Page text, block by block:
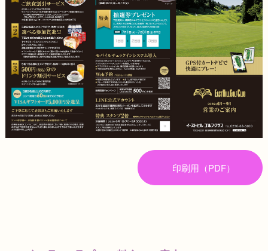
印刷用（PDF）